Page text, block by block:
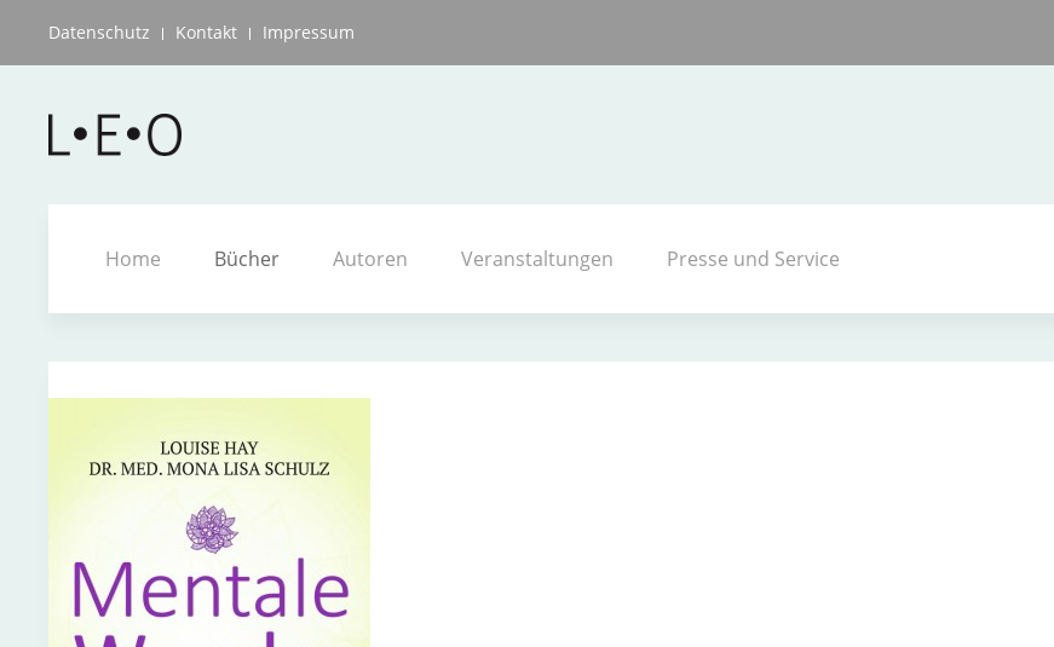
Datenschutz Kontakt Impressum
Home Bücher Autoren Veranstaltungen Presse und Service